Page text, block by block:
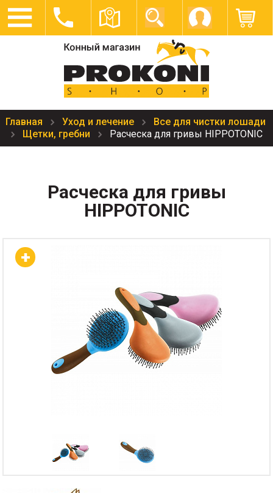
Главная Уход и лечение
Все для чистки лошади
Щетки, гребни
Расческа для гривы HIPPOTONIC
Расческа для гривы
HIPPOTONIC